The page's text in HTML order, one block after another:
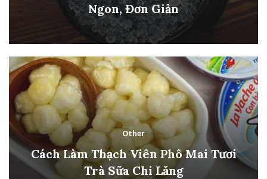
Ngon, Đơn Giản
Other
Cách Làm Thạch Viên Phô Mai Tươi
Trà Sữa Chi Lăng